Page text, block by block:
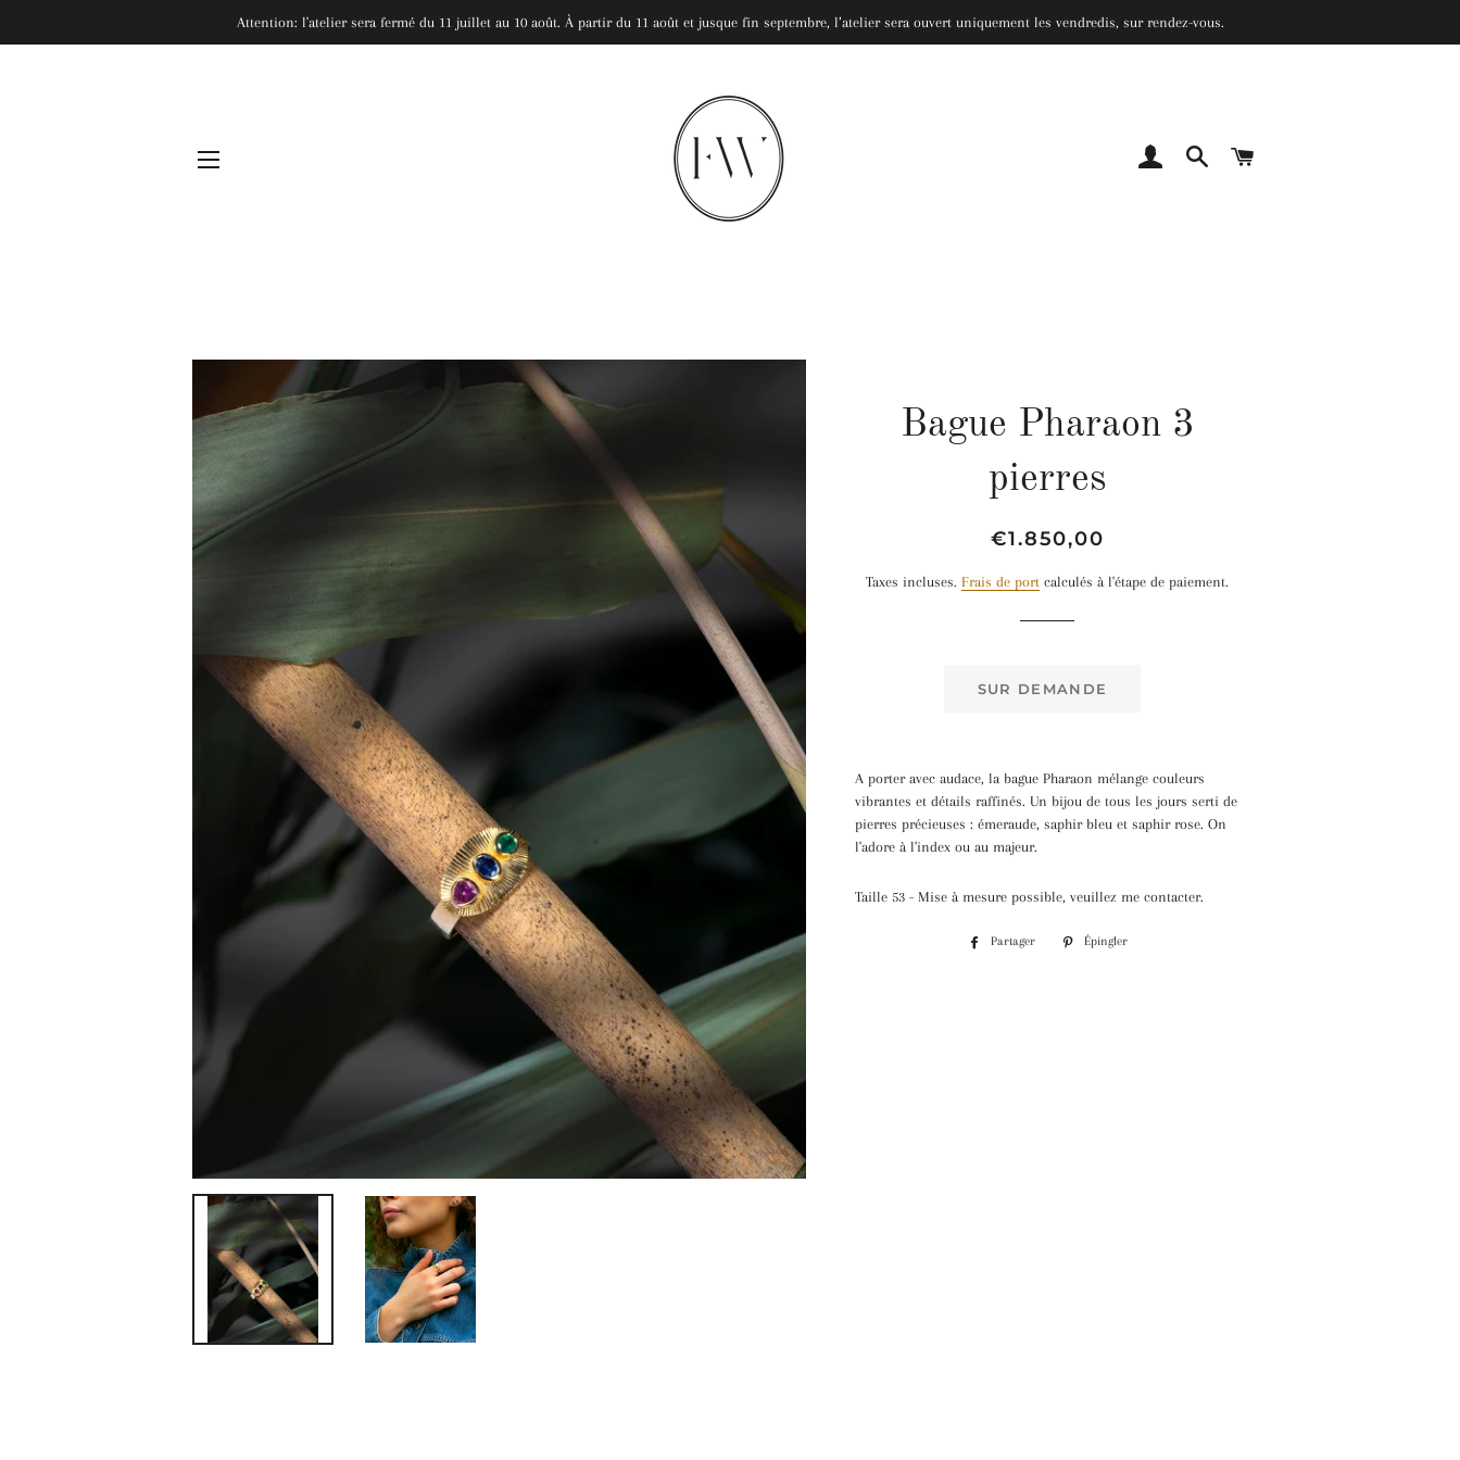
Attention: l'atelier sera fermé du 11 juillet au 10 août. À partir du 11 août et jusque fin septembre, l’atelier sera ouvert uniquement les vendredis, sur rendez-vous.
SE CONNECTER
RECHERCHER
Bague Pharaon 3
pierres
Prix
Prix
€1.850,00
Taxes incluses.Frais de port calculés à l'étape de paiement.
SUR DEMANDE
A porter avec audace, la bague Pharaon mélange couleurs
vibrantes et détails raffinés. Un bijou de tous les jours serti de
pierres précieuses : émeraude, saphir bleu et saphir rose. On
l'adore à l'index ou au majeur.
Taille 53 - Mise à mesure possible, veuillez me contacter.
Partager
PartagerÉpingler